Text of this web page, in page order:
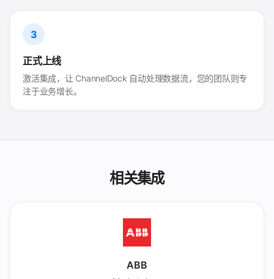
3
正式上线
激活集成，让 ChannelDock 自动处理数据流，您的团队则专
注于业务增长。
相关集成
ABB